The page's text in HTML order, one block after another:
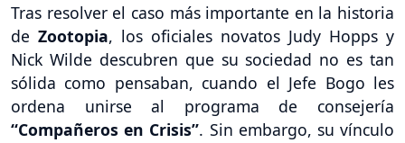
Tras resolver el caso más importante en la historia
de Zootopia, los oficiales novatos Judy Hopps y
Nick Wilde descubren que su sociedad no es tan
sólida como pensaban, cuando el Jefe Bogo les
ordena unirse al programa de consejería
“Compañeros en Crisis”. Sin embargo, su vínculo